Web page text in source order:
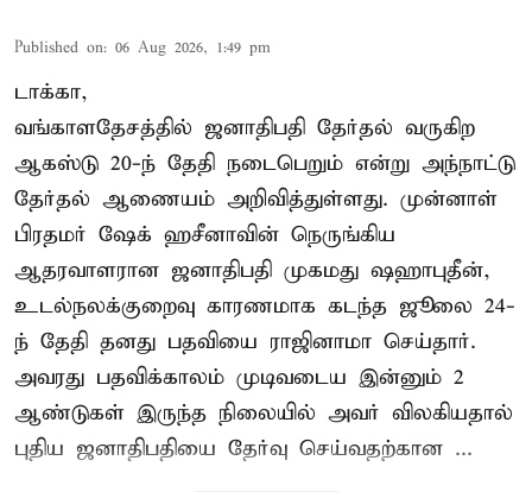
Published on: 06 Aug 2026, 1:49 pm
டாக்கா,
வங்காளதேசத்தில் ஜனாதிபதி தேர்தல் வருகிற
ஆகஸ்டு 20-ந் தேதி நடைபெறும் என்று அந்நாட்டு
தேர்தல் ஆணையம் அறிவித்துள்ளது. முன்னாள்
பிரதமர் ஷேக் ஹசீனாவின் நெருங்கிய
ஆதரவாளரான ஜனாதிபதி முகமது ஷஹாபுதீன்,
உடல்நலக்குறைவு காரணமாக கடந்த ஜூலை 24-
ந் தேதி தனது பதவியை ராஜினாமா செய்தார்.
அவரது பதவிக்காலம் முடிவடைய இன்னும் 2
ஆண்டுகள் இருந்த நிலையில் அவர் விலகியதால்
புதிய ஜனாதிபதியை தேர்வு செய்வதற்கான ...